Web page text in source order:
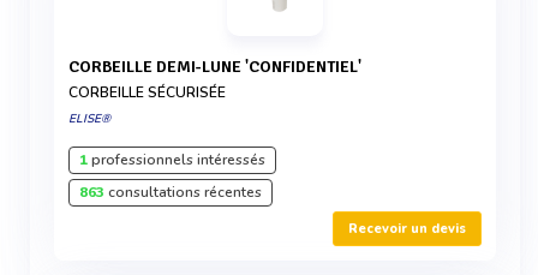
CORBEILLE DEMI-LUNE 'CONFIDENTIEL'
CORBEILLE SÉCURISÉE
ELISE®
1professionnels intéressés
863 consultations récentes
Recevoir un devis